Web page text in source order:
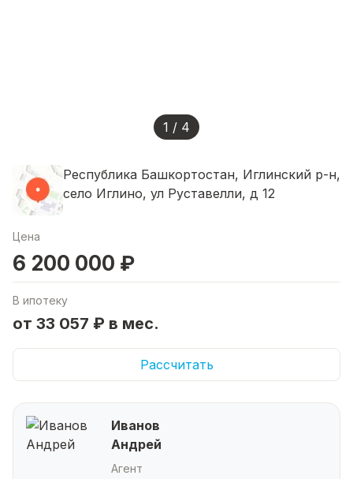
1 / 4
Республика Башкортостан, Иглинский р-н,
село Иглино, ул Руставелли, д 12
Цена
6 200 000 ₽
В ипотеку
от 33 057 ₽ в мес.
Рассчитать
Иванов
Андрей
Агент